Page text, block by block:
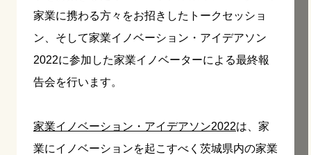
家業に携わる方々をお招きしたトークセッショ
ン、そして家業イノベーション・アイデアソン
2022に参加した家業イノベーターによる最終報
告会を行います。
家業イノベーション・アイデアソン2022は、家
業にイノベーションを起こすべく茨城県内の家業